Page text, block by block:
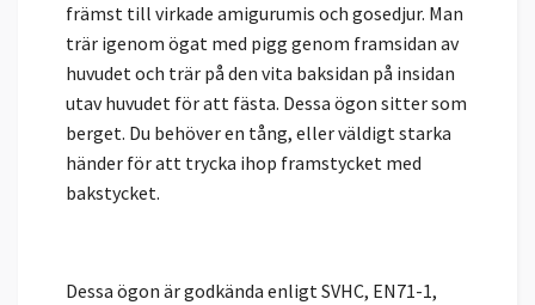
främst till virkade amigurumis och gosedjur. Man
trär igenom ögat med pigg genom framsidan av
huvudet och trär på den vita baksidan på insidan
utav huvudet för att fästa. Dessa ögon sitter som
berget. Du behöver en tång, eller väldigt starka
händer för att trycka ihop framstycket med
bakstycket.
Dessa ögon är godkända enligt SVHC, EN71-1,